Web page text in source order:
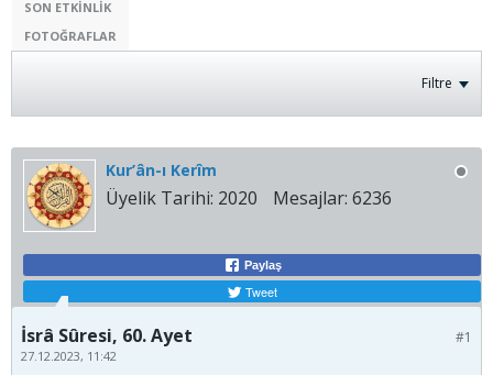
SON ETKINLIK
FOTOĞRAFLAR
Filtre
Kur’ân-ı Kerîm
Üyelik Tarihi: 2020 Mesajlar: 6236
Paylaş
Tweet
#1
İsrâ Sûresi, 60. Ayet
27.12.2023, 11:42